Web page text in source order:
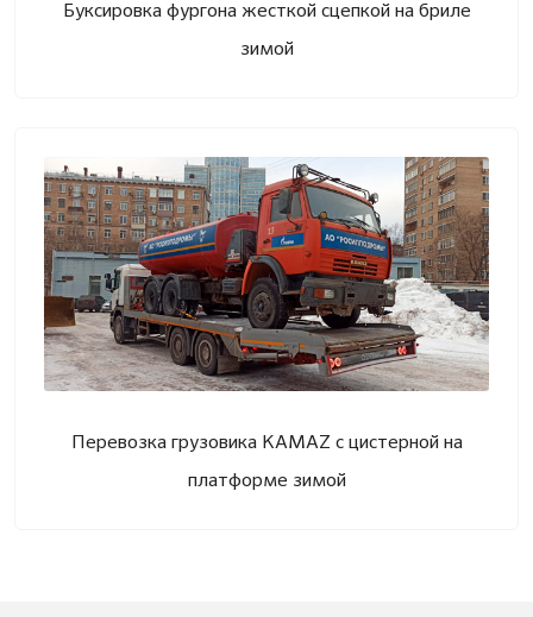
Буксировка фургона жесткой сцепкой на бриле
зимой
Перевозка грузовика KAMAZ с цистерной на
платформе зимой